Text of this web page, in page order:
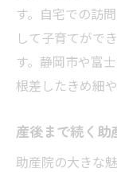
す。自宅での訪
して子育てがで
す。静岡市や富
根差したきめ細
産後まで続く助
助産院の大きな